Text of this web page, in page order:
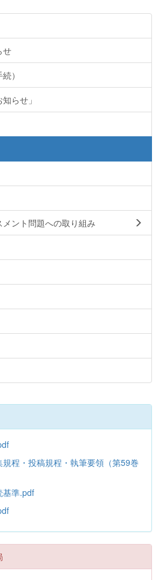
せ
）
らせ」
ント問題への取り組み
規程・投稿規程・執筆要領（第59巻
基準.pdf